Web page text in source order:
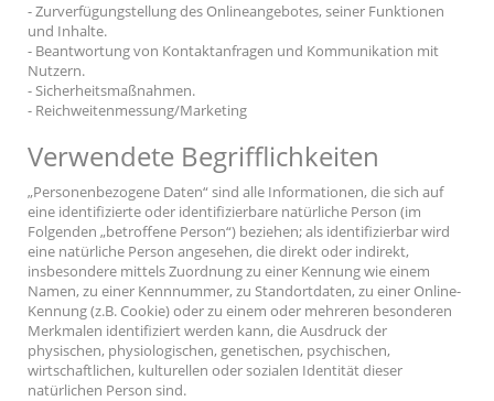
- Zurverfügungstellung des Onlineangebotes, seiner Funktionen
und Inhalte.
- Beantwortung von Kontaktanfragen und Kommunikation mit
Nutzern.
- Sicherheitsmaßnahmen.
- Reichweitenmessung/Marketing
Verwendete Begrifflichkeiten
„Personenbezogene Daten“ sind alle Informationen, die sich auf
eine identifizierte oder identifizierbare natürliche Person (im
Folgenden „betroffene Person“) beziehen; als identifizierbar wird
eine natürliche Person angesehen, die direkt oder indirekt,
insbesondere mittels Zuordnung zu einer Kennung wie einem
Namen, zu einer Kennnummer, zu Standortdaten, zu einer Online-
Kennung (z.B. Cookie) oder zu einem oder mehreren besonderen
Merkmalen identifiziert werden kann, die Ausdruck der
physischen, physiologischen, genetischen, psychischen,
wirtschaftlichen, kulturellen oder sozialen Identität dieser
natürlichen Person sind.